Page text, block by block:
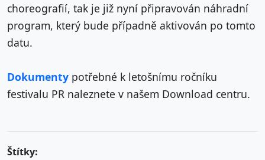
choreografií, tak je již nyní připravován náhradní
program, který bude případně aktivován po tomto
datu.
Dokumenty potřebné k letošnímu ročníku
festivalu PR naleznete v našem Download centru.
Štítky: